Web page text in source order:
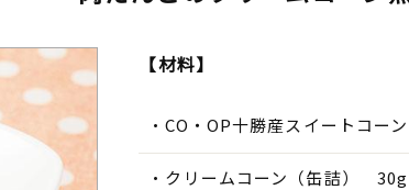
【材料】
CO・OP十勝産スイートコー
クリームコーン（缶詰） 30g